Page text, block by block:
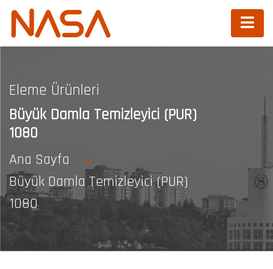
Eleme Ürünleri
Büyük Damla Temizleyici (PUR)
1080
Ana Sayfa
Büyük Damla Temizleyici (PUR)
1080